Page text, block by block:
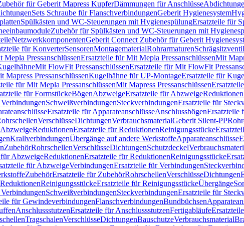
für Geberit Mapress KupferDämmungen für Anschlüsse
Sets Schraube für FlanschverbindungenGeberit Hygienesystem
Spülkästen und WC-Steuerungen mit HygienespülungErsatzteile für
Zubehör für Spülkästen und WC-Steuerungen mit
NetzwerkkomponentenGeberit Connect Zubehör für Geberit
für KonverterSensorenMontagematerialRohrarmaturen
Mepla PressanschlüssenErsatzteile für Mit Mepla PressanschlüssenMit
Mit FlowFit PressanschlüssenErsatzteile für Mit FlowFit
Mapress PressanschlüssenKugelhähne für UP-MontageErsatzteile für
für Mit Mepla PressanschlüssenMit Mapress Pressanschlüssen
für FormstückeBögenAbzweigeErsatzteile für AbzweigeReduktionen
SchweißverbindungenSteckverbindungenErsatzteile für
Ersatzteile für ApparateanschlüsseAnschlussbögenErsatzteile
VerschlüsseDichtungenVerbrauchsmaterialGeberit Silent-PP
ReduktionenErsatzteile für ReduktionenReinigungsstücke
KrallverbindungenÜbergänge auf andere WerkstoffeApparateanschlüsse
ZubehörRohrschellenVerschlüsseDichtungenSchutzdeckel
AbzweigeReduktionenErsatzteile für ReduktionenReinigungsstücke
für AbzweigeVerbindungenErsatzteile für Verbindungen
ZubehörErsatzteile für ZubehörRohrschellenVerschlüsseDichtungen
ReduktionenReinigungsstückeErsatzteile für ReinigungsstückeÜbergänge
SchweißverbindungenSteckverbindungenErsatzteile für
für GewindeverbindungenFlanschverbindungenBundbüchsen
AnschlussstutzenErsatzteile für AnschlussstutzenFertigabläufe
TragschalenVerschlüsseDichtungenBauschutzeVerbrauchsmaterial